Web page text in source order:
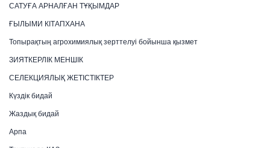
САТУҒА АРНАЛҒАН ТҰҚЫМДАР
ҒЫЛЫМИ КІТАПХАНА
Топырақтың агрохимиялық зерттелуі бойынша қызмет
ЗИЯТКЕРЛІК МЕНШІК
СЕЛЕКЦИЯЛЫҚ ЖЕТІСТІКТЕР
Күздік бидай
Жаздық бидай
Арпа